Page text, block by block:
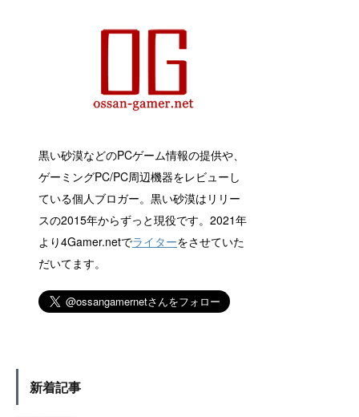
黒い砂漠などのPCゲーム情報の提供や、
ゲーミングPC/PC周辺機器をレビューし
ている個人ブロガー。黒い砂漠はリリー
スの2015年からずっと現役です。2021年
より4Gamer.netでライターをさせていた
だいてます。
新着記事